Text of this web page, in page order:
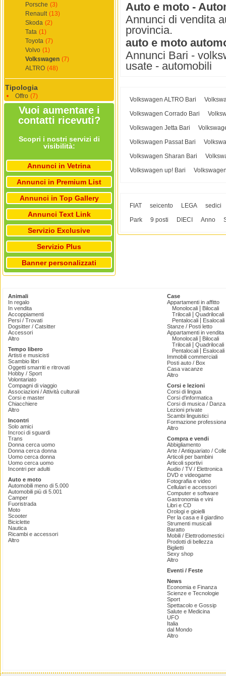
Porsche (3)
Renault (13)
Skoda (2)
Tata (1)
Toyota (7)
Volvo (1)
Volkswagen (7)
ALTRO (48)
Tipologia
Offro (7)
Vuoi aumentare i
contatti ricevuti?
Scopri i nostri servizi di
visibilità:
Annunci in Vetrina
Annunci in Premium List
Annunci in Top Gallery
Annunci Text Link
Servizio Exclusive
Servizio Plus
Banner personalizzati
Auto e moto -
Annunci di vendita
provincia.
auto e moto
Annunci Bari -
usate - automobili
Volkswagen ALTRO Bari
Volkswagen Corrado Bari
Volkswagen Jetta Bari
Volkswagen Passat Bari
Volkswagen Sharan Bari
Volkswagen up! Bari
FIAT seicento LEGA
sedici
Park
9 posti DIECI Anno
Animali
In regalo
In vendita
Accoppiamenti
Persi / Trovati
Dogsitter / Catsitter
Accessori
Altro
Tempo libero
Artisti e musicisti
Scambio libri
Oggetti smarriti e ritrovati
Hobby / Sport
Volontariato
Compagni di viaggio
Associazioni / Attività culturali
Corsi e master
Chiacchiere
Altro
Incontri
Solo amici
Incroci di sguardi
Trans
Donna cerca uomo
Donna cerca donna
Uomo cerca donna
Uomo cerca uomo
Incontri per adulti
Auto e moto
Automobili meno di 5.000
Automobili più di 5.001
Camper
Fuoristrada
Moto
Scooter
Biciclette
Nautica
Ricambi e accessori
Altro
Case
Appartamenti in affitto
Monolocali
Bilocali
Trilocali
Quadrilocali
Pentalocali
Esalocali
Stanze / Posti letto
Appartamenti in vendita
Monolocali
Bilocali
Trilocali
Quadrilocali
Pentalocali
Esalocali
Immobili commerciali
Posti auto / Box
Casa vacanze
Altro
Corsi e lezioni
Corsi di lingua
Corsi d'informatica
Corsi di musica /
Lezioni private
Scambi linguistici
Formazione
Altro
Compra e vendi
Abbigliamento
Arte / Antiquariato /
Articoli per bambini
Articoli sportivi
Audio / TV / Elettronica
DVD e videogame
Fotografia e video
Cellulari e accessori
Computer e software
Gastronomia e vini
Libri e CD
Orologi e gioielli
Per la casa e il giardino
Strumenti musicali
Baratto
Mobili / Elettrodomestici
Prodotti di bellezza
Biglietti
Sexy shop
Altro
Eventi / Feste
News
Economia e Finanza
Scienze e Tecnologie
Sport
Spettacolo e Gossip
Salute e Medicina
UFO
Italia
dal Mondo
Altro